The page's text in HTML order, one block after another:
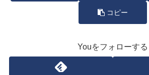
コピー
Youをフォローする